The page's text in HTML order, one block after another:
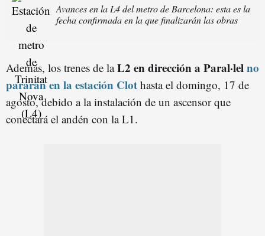
Avances en la L4 del metro de Barcelona: esta es la
fecha confirmada en la que finalizarán las obras
Además, los trenes de laL2 en dirección a Paral·lelno
pararán en la estación Clot hasta el domingo, 17 de
agosto, debido a la instalación de un ascensor que
conectará el andén con la L1.